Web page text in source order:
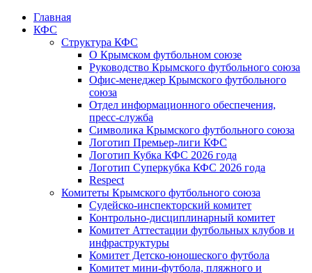
Главная
КФС
Структура КФС
О Крымском футбольном союзе
Руководство Крымского футбольного союза
Офис-менеджер Крымского футбольного
союза
Отдел информационного обеспечения,
пресс-служба
Символика Крымского футбольного союза
Логотип Премьер-лиги КФС
Логотип Кубка КФС 2026 года
Логотип Суперкубка КФС 2026 года
Respect
Комитеты Крымского футбольного союза
Судейско-инспекторский комитет
Контрольно-дисциплинарный комитет
Комитет Аттестации футбольных клубов и
инфраструктуры
Комитет Детско-юношеского футбола
Комитет мини-футбола, пляжного и